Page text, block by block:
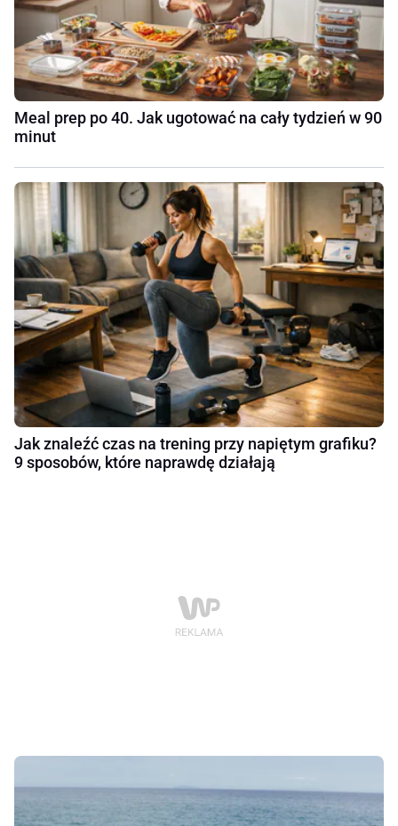
Meal prep po 40. Jak ugotować na cały tydzień w 90
minut
Jak znaleźć czas na trening przy napiętym grafiku?
9 sposobów, które naprawdę działają